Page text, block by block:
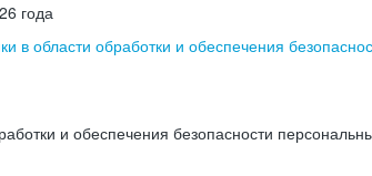
года
в области обработки и обеспечения
и обеспечения безопасности